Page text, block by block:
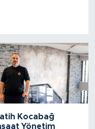
Kocabağ
Yönetim